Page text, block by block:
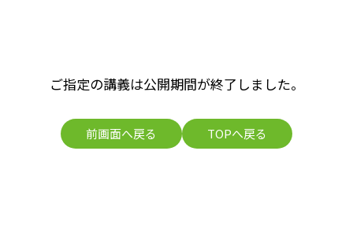
ご指定の講義は公開期間が終了しました。
前画面へ戻る TOPへ戻る